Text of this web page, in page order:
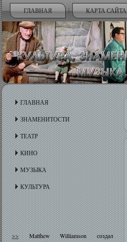
ГЛАВНАЯ КАРТА САЙТА
ГЛАВНАЯ
ЗНАМЕНИТОСТИ
ТЕАТР
КИНО
МУЗЫКА
КУЛЬТУРА
>>Matthew Williamson создал